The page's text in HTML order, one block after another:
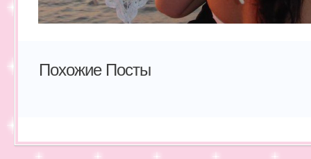
Похожие Посты